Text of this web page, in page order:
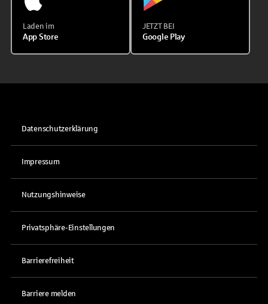
Laden im
App Store
JETZT BEI
Google Play
Datenschutzerklärung
Impressum
Nutzungshinweise
Privatsphäre-Einstellungen
Barrierefreiheit
Barriere melden